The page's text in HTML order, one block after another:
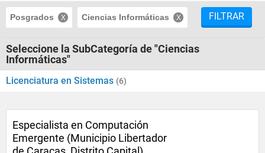
Posgrados Ciencias Informáticas FILTRAR
Seleccione la SubCategoría de "Ciencias
Informáticas"
Licenciatura en Sistemas (6)
Especialista en Computación
Emergente (Municipio Libertador